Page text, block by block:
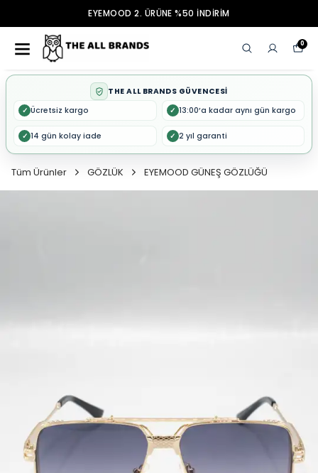
EYEMOOD 2. ÜRÜNE %50 İNDİRİM
0
THE ALL BRANDS GÜVENCESİ
✓ Ücretsiz kargo ✓ 13:00’a kadar aynı gün kargo
✓ 14 gün kolay iade ✓ 2 yıl garanti
Tüm Ürünler GÖZLÜK EYEMOOD GÜNEŞ GÖZLÜĞÜ